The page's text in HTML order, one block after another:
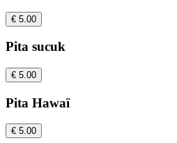
€ 5.00
Pita sucuk
€ 5.00
Pita Hawaï
€ 5.00